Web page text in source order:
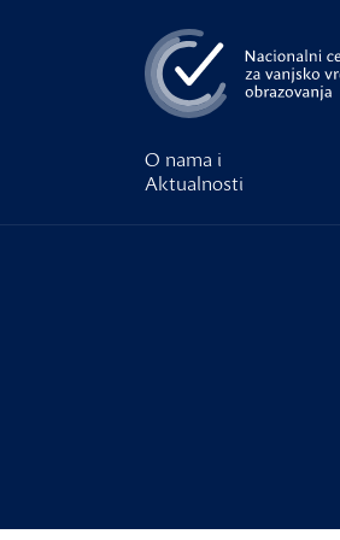
O nama i
Aktualnosti